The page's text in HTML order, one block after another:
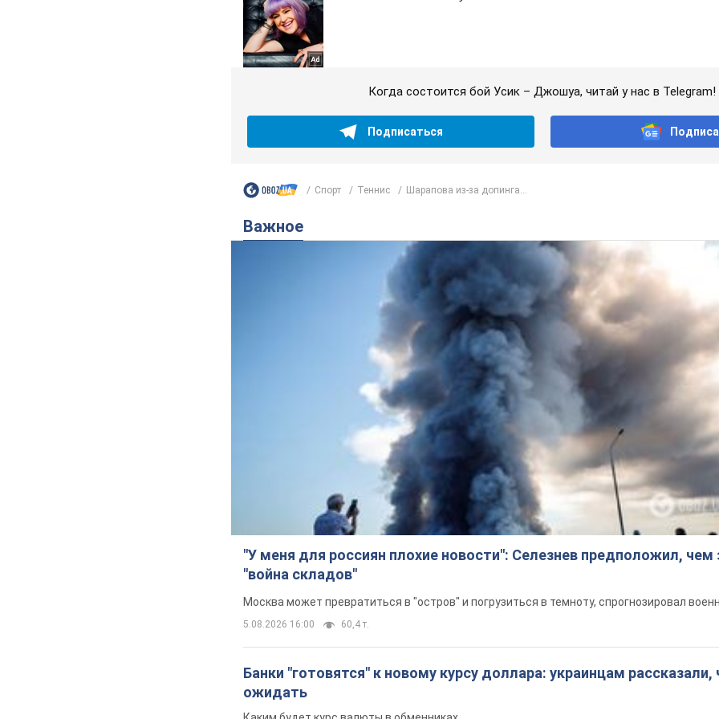
Когда состоится бой Усик – Джошуа, читай у нас в Telegram!
Подписаться
Спорт Теннис Шарапова из-за допинга...
Важное
"У меня для россиян плохие новости": Селезнев предположил, чем
"война складов"
Москва может превратиться в "остров" и погрузиться в темноту, спрогнозировал
5.08.2026 16:00 60,4 т.
Банки "готовятся" к новому курсу доллара: украинцам рассказали,
ожидать